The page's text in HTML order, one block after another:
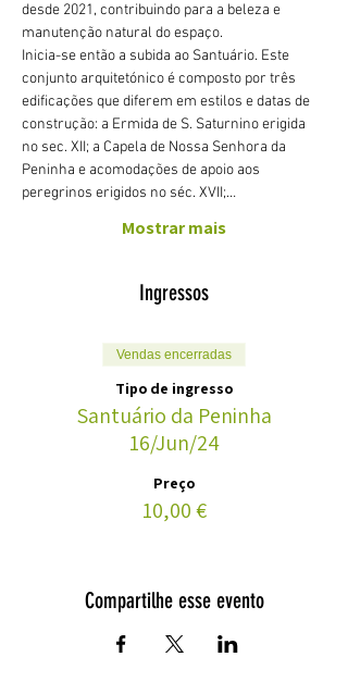
desde 2021, contribuindo para a beleza e
manutenção natural do espaço.
Inicia-se então a subida ao Santuário. Este
conjunto arquitetónico é composto por três
edificações que diferem em estilos e datas de
construção: a Ermida de S. Saturnino erigida
no sec. XII; a Capela de Nossa Senhora da
Peninha e acomodações de apoio aos
peregrinos erigidos no séc. XVII;…
Mostrar mais
Ingressos
Vendas encerradas
Tipo de ingresso
Santuário da Peninha
16/Jun/24
Preço
10,00 €
Compartilhe esse evento